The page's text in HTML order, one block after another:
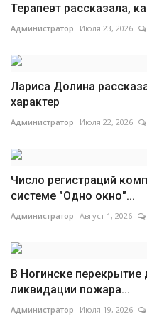
Терапевт рассказала,
Администратор Июля 23, 2026
Лариса Долина
характер
Администратор Июля 22, 2026
Число регистраций
системе "Одно окно"...
Администратор Август 1, 2026
В Ногинске перекрытие
ликвидации пожара...
Администратор Июля 19, 2026